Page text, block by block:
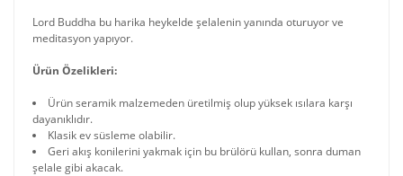
Lord Buddha bu harika heykelde şelalenin yanında oturuyor ve
meditasyon yapıyor.
Ürün Özelikleri:
Ürün seramik malzemeden üretilmiş olup yüksek ısılara karşı
dayanıklıdır.
Klasik ev süsleme olabilir.
Geri akış konilerini yakmak için bu brülörü kullan, sonra duman
şelale gibi akacak.